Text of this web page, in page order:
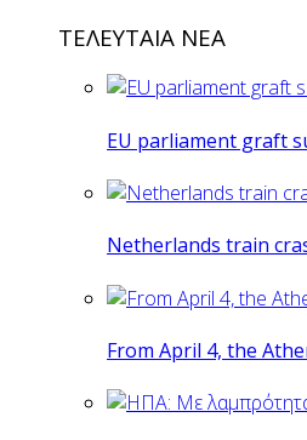
ΤΕΛΕΥΤΑΙΑ ΝΕΑ
EU parliament graft
Netherlands train
From April 4, the